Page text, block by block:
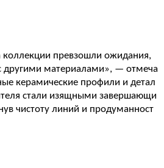
коллекции превзошли ожидания,
другими материалами», — отмеча
керамические профили и детал
стали изящными завершающи
чистоту линий и продуманност